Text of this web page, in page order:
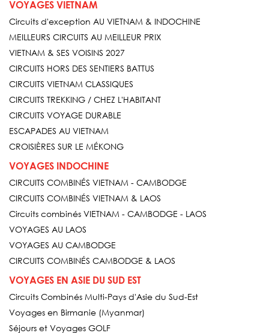
VOYAGES VIETNAM
Circuits d'exception AU VIETNAM & INDOCHINE
MEILLEURS CIRCUITS AU MEILLEUR PRIX
VIETNAM & SES VOISINS 2027
CIRCUITS HORS DES SENTIERS BATTUS
CIRCUITS VIETNAM CLASSIQUES
CIRCUITS TREKKING / CHEZ L'HABITANT
CIRCUITS VOYAGE DURABLE
ESCAPADES AU VIETNAM
CROISIÈRES SUR LE MÉKONG
VOYAGES INDOCHINE
CIRCUITS COMBINÉS VIETNAM - CAMBODGE
CIRCUITS COMBINÉS VIETNAM & LAOS
Circuits combinés VIETNAM - CAMBODGE - LAOS
VOYAGES AU LAOS
VOYAGES AU CAMBODGE
CIRCUITS COMBINÉS CAMBODGE & LAOS
VOYAGES EN ASIE DU SUD EST
Circuits Combinés Multi-Pays d'Asie du Sud-Est
Voyages en Birmanie (Myanmar)
Séjours et Voyages GOLF